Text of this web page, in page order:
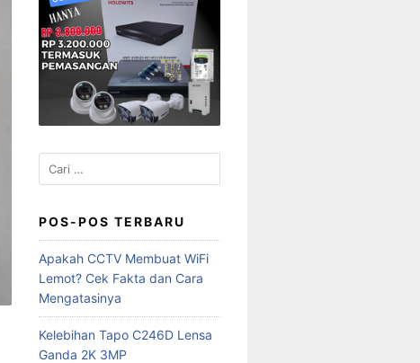
Cari
untuk:
POS-POS TERBARU
Apakah CCTV Membuat WiFi
Lemot? Cek Fakta dan Cara
Mengatasinya
Kelebihan Tapo C246D Lensa
Ganda 2K 3MP